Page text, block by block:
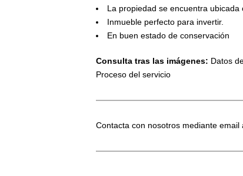
La propiedad se encuentra ubicada
Inmueble perfecto para invertir.
En buen estado de conservación
Consulta tras las imágenes: Datos
Proceso del servicio
Contacta con nosotros mediante email